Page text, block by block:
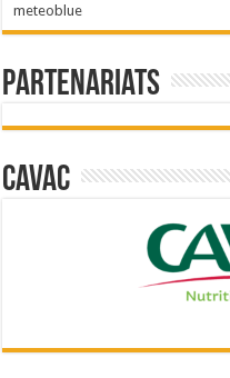
meteoblue
Partenariats
Cavac